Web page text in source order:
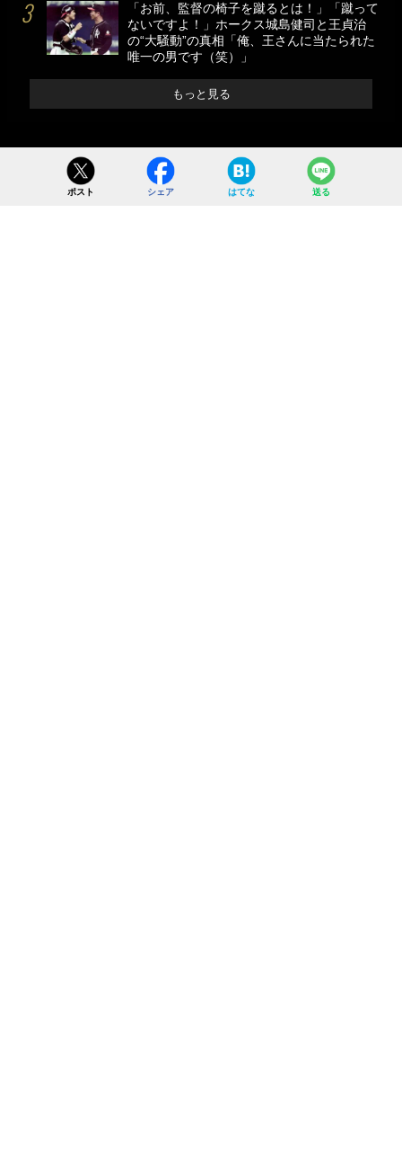
「お前、監督の椅子を蹴るとは！」「蹴って
ないですよ！」ホークス城島健司と王貞治
の“大騒動”の真相「俺、王さんに当たられた
唯一の男です（笑）」
もっと見る
ポスト シェア はてな 送る